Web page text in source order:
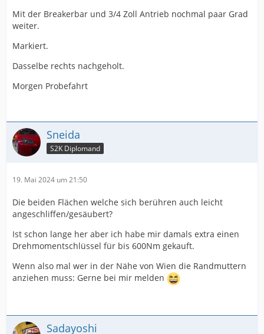
Mit der Breakerbar und 3/4 Zoll Antrieb nochmal paar Grad
weiter.
Markiert.
Dasselbe rechts nachgeholt.
Morgen Probefahrt
Sneida
S2K Diplomand
19. Mai 2024 um 21:50
Die beiden Flächen welche sich berühren auch leicht
angeschliffen/gesäubert?
Ist schon lange her aber ich habe mir damals extra einen
Drehmomentschlüssel für bis 600Nm gekauft.
Wenn also mal wer in der Nähe von Wien die Randmuttern
anziehen muss: Gerne bei mir melden
Sadayoshi